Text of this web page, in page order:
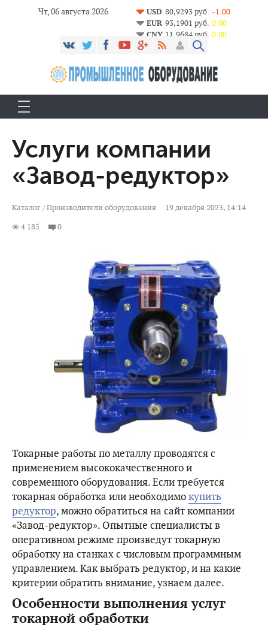
Чт, 06 августа 2026 USD 80,9293 руб. -1.00
EUR 93,1901 руб. 0.00
CNY 11,9684 руб. 0.00
Услуги компании
«Завод-редуктор»
Каталог/Производители оборудования
19 декабря 2023, 14:14
4 185
0
Токарные работы по металлу проводятся с
применением высококачественного и
современного оборудования. Если требуется
токарная обработка или необходимокупить
редуктор, можно обратиться на сайт компании
«Завод-редуктор». Опытные специалисты в
оперативном режиме произведут токарную
обработку на станках с числовым программным
управлением. Как выбрать редуктор, и на какие
критерии обратить внимание, узнаем далее.
Особенности выполнения услуг
токарной обработки